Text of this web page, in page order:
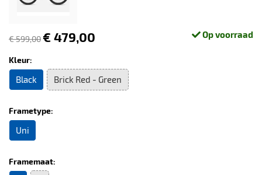
€ 599,00€ 479,00 Op voorraad
Kleur:
Black Brick Red - Green
Frametype:
Uni
Framemaat: